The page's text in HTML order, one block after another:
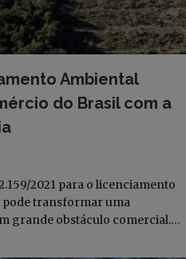
Ambiental
do Brasil com a
2021 para o licenciamento
transformar uma
grande obstáculo comercial.…